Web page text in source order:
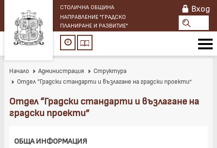
СТОЛИЧНА ОБЩИНА
НАПРАВЛЕНИЕ "ГРАДСКО
ПЛАНИРАНЕ И РАЗВИТИЕ"
Вход
Начало Администрация
Структура
Отдел “Градски стандарти и възлагане на градски проекти”
Отдел “Градски стандарти и възлагане на
градски проекти”
ОБЩА ИНФОРМАЦИЯ